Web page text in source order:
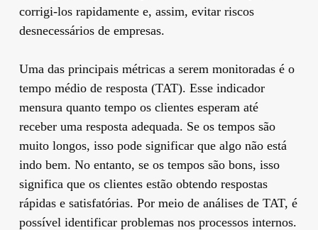
corrigi-los rapidamente e, assim, evitar riscos
desnecessários de empresas.
Uma das principais métricas a serem monitoradas é o
tempo médio de resposta (TAT). Esse indicador
mensura quanto tempo os clientes esperam até
receber uma resposta adequada. Se os tempos são
muito longos, isso pode significar que algo não está
indo bem. No entanto, se os tempos são bons, isso
significa que os clientes estão obtendo respostas
rápidas e satisfatórias. Por meio de análises de TAT, é
possível identificar problemas nos processos internos.